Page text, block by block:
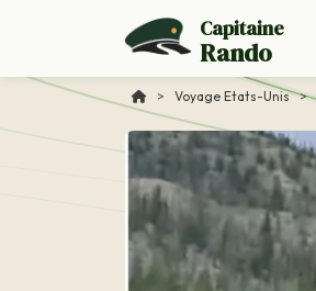
Capitaine
Rando
> Voyage Etats-Unis >